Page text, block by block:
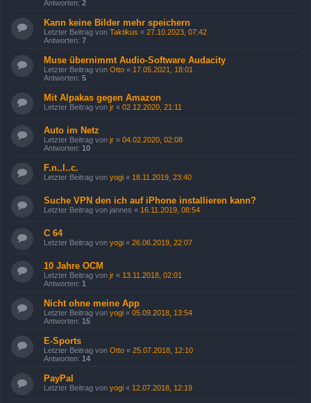
Antworten: 2
Kann keine Bilder mehr speichern
Letzter Beitrag von Taktikus « 27.10.2023, 07:42
Antworten: 7
Muse übernimmt Audio-Software Audacity
Letzter Beitrag von Otto « 17.05.2021, 18:01
Antworten: 5
Mit Alpakas gegen Amazon
Letzter Beitrag von jr « 02.12.2020, 21:11
Auto im Netz
Letzter Beitrag von jr « 04.02.2020, 02:08
Antworten: 10
F.n..l..c.
Letzter Beitrag von yogi « 18.11.2019, 23:40
Suche VPN den ich auf iPhone installieren kann?
Letzter Beitrag von jannes « 16.11.2019, 08:54
C 64
Letzter Beitrag von yogi « 26.06.2019, 22:07
10 Jahre OCM
Letzter Beitrag von jr « 13.11.2018, 02:01
Antworten: 1
Nicht ohne meine App
Letzter Beitrag von yogi « 05.09.2018, 13:54
Antworten: 15
E-Sports
Letzter Beitrag von Otto « 25.07.2018, 12:10
Antworten: 14
PayPal
Letzter Beitrag von yogi « 12.07.2018, 12:19